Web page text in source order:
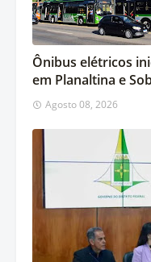
Ônibus elétricos
em Planaltina e
Agosto 08, 2026